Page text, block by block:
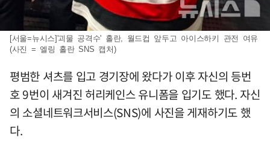
[서울=뉴시스]'괴물 공격수' 홀란, 월드컵 앞두고 아이스하키 관전 여유
(사진 = 엘링 홀란 SNS 캡처)
평범한 셔츠를 입고 경기장에 왔다가 이후 자신의 등번
호 9번이 새겨진 허리케인스 유니폼을 입기도 했다. 자신
의 소셜네트워크서비스(SNS)에 사진을 게재하기도 했
다.